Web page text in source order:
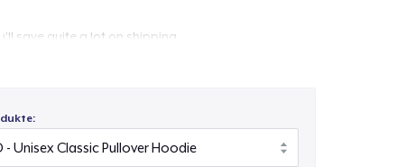
save quite a lot on shipping.
digital print which is durable and machine